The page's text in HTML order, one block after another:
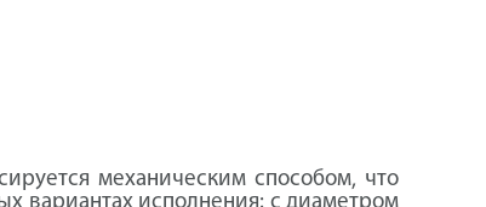
механическим способом, что